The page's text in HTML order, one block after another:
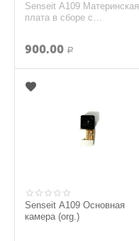
Senseit A109 Материнская
плата в сборе с
900.00 Р
Senseit A109 Основная
камера (org.)